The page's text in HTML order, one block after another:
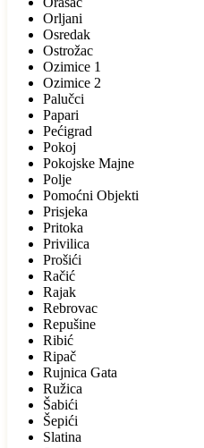
Orljani
Osredak
Ostrožac
Ozimice 1
Ozimice 2
Palučci
Papari
Pećigrad
Pokoj
Pokojske Majne
Polje
Pomoćni Objekti
Prisjeka
Pritoka
Privilica
Prošići
Račić
Rajak
Rebrovac
Repušine
Ribić
Ripač
Rujnica Gata
Ružica
Šabići
Šepići
Slatina